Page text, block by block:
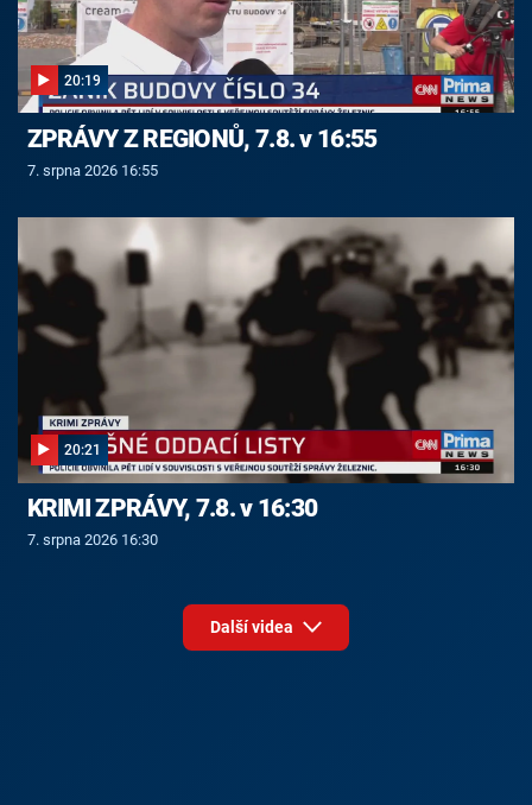
20:19
ZPRÁVY Z REGIONŮ, 7.8. v 16:55
7. srpna 2026 16:55
20:21
KRIMI ZPRÁVY, 7.8. v 16:30
7. srpna 2026 16:30
Další videa